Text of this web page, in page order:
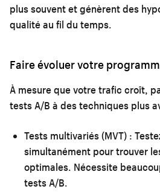
plus souvent et génèrent des
qualité au fil du temps.
Faire évoluer votre
À mesure que votre trafic croît,
tests A/B à des techniques plus
Tests multivariés (MVT) :
simultanément pour trouver
optimales. Nécessite
tests A/B.